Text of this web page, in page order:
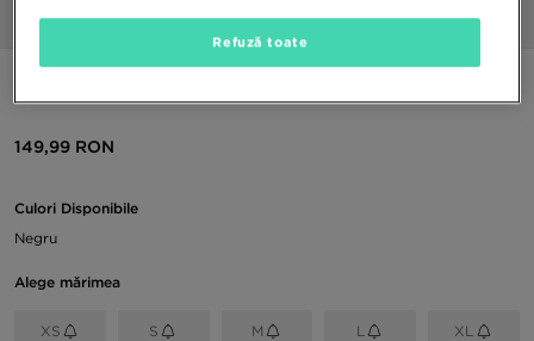
Poze Video
149,99 RON
Culori Disponibile
Negru
Alege mărimea
XS S M L XL
Refuză toate